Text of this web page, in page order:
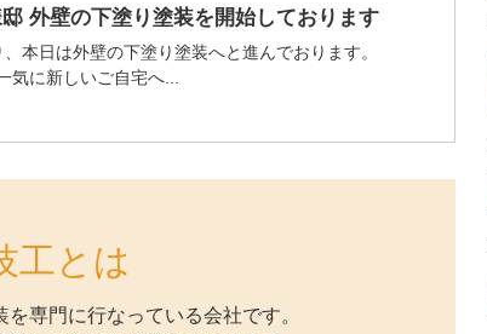
外壁の下塗り塗装を開始しております
、本日は外壁の下塗り塗装へと進んでおります。
気に新しいご自宅へ...
工とは
専門に行なっている会社です。